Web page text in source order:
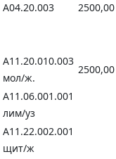
А04.20.003
2500,00
А11.20.010.003
мол/ж.
2500,00
А11.06.001.001
лим/уз
А11.22.002.001
щит/ж